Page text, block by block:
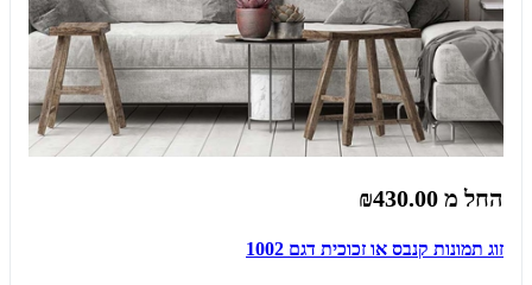
החל מ ₪430.00
זוג תמונות קנבס או זכוכית דגם 1002